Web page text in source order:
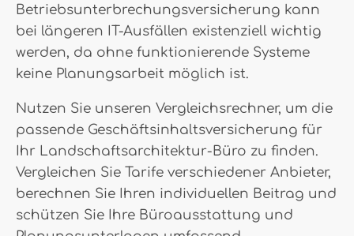
Betriebsunterbrechungsversicherung kann
bei längeren IT-Ausfällen existenziell wichtig
werden, da ohne funktionierende Systeme
keine Planungsarbeit möglich ist.
Nutzen Sie unseren Vergleichsrechner, um die
passende Geschäftsinhaltsversicherung für
Ihr Landschaftsarchitektur-Büro zu finden.
Vergleichen Sie Tarife verschiedener Anbieter,
berechnen Sie Ihren individuellen Beitrag und
schützen Sie Ihre Büroausstattung und